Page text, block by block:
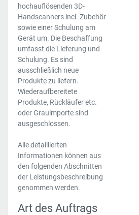
hochauflösenden 3D-
Handscanners incl. Zubehör
sowie einer Schulung am
Gerät um. Die Beschaffung
umfasst die Lieferung und
Schulung. Es sind
ausschließlich neue
Produkte zu liefern.
Wiederaufbereitete
Produkte, Rückläufer etc.
oder Grauimporte sind
ausgeschlossen.
Alle detaillierten
Informationen können aus
den folgenden Abschnitten
der Leistungsbeschreibung
genommen werden.
Art des Auftrags